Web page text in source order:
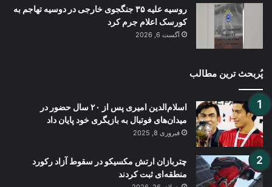
روسیه علیه ۳۵ جنگجوی خارجی در دوسیه تهاجم به
کورسک اعلام جرم کرد
آگست 6, 2026
پُربحث ترین مطالب
اسلام‌الدین امیری پس از ۲۰ سال حضور در
میدان‌های فوتبال به بازیگری خود پایان داد
فبروری 8, 2025
چتربازان ارتش مکسیکو در سقوط آزاد رکورد
منطقه‌ای ثبت کردند